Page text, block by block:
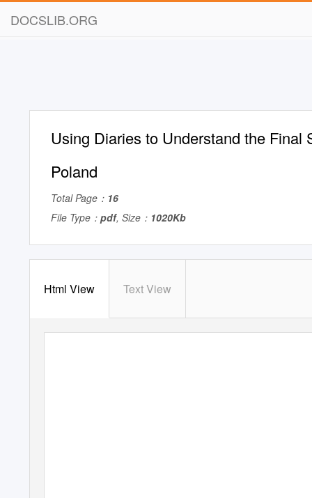
DOCSLIB.ORG
Using Diaries to Understand the Final
Poland
Total Page： 16
File Type： pdf, Size： 1020Kb
Html View Text View